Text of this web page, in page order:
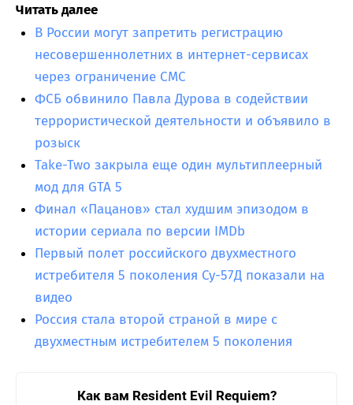
Читать далее
В России могут запретить регистрацию
несовершеннолетних в интернет-сервисах
через ограничение СМС
ФСБ обвинило Павла Дурова в содействии
террористической деятельности и объявило в
розыск
Take-Two закрыла еще один мультиплеерный
мод для GTA 5
Финал «Пацанов» стал худшим эпизодом в
истории сериала по версии IMDb
Первый полет российского двухместного
истребителя 5 поколения Су-57Д показали на
видео
Россия стала второй страной в мире с
двухместным истребителем 5 поколения
Как вам Resident Evil Requiem?